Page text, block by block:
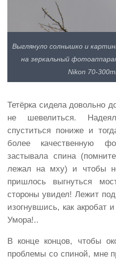
Выглянуло солнышко и
на зеркальный
Nikon 70-
Тетёрка сидела довольно
не шевелиться.
спуститься пониже и
более качественную
застывала спина
лежал на мху) и чтобы
пришлось выгнуться
стороны увидел! Лежит
изогнувшись, как акробат
Умора!..
В конце концов, чтобы
проблемы со спиной, мне